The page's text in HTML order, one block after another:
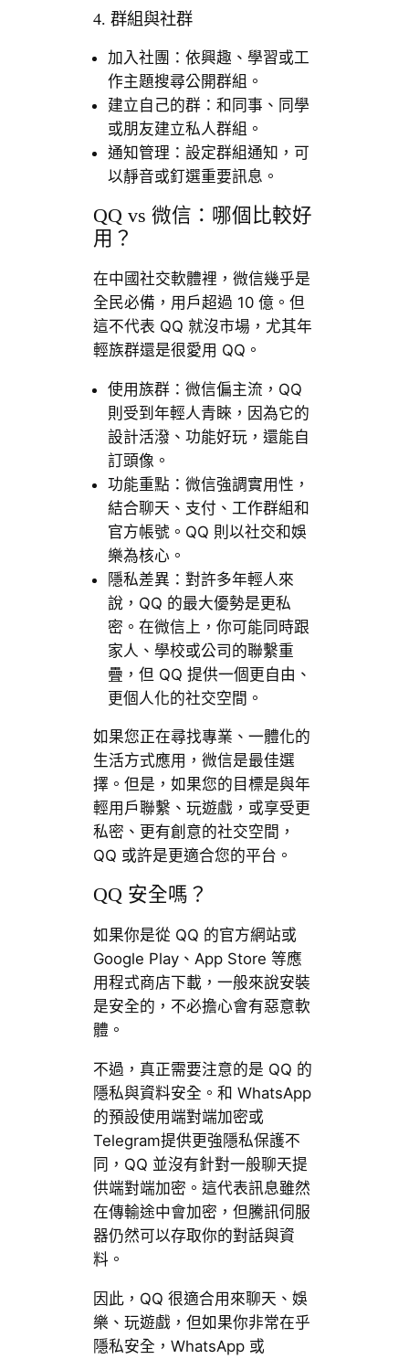
4. 群組與社群
加入社團：依興趣、學習或工
作主題搜尋公開群組。
建立自己的群：和同事、同學
或朋友建立私人群組。
通知管理：設定群組通知，可
以靜音或釘選重要訊息。
QQ vs 微信：哪個比較好
用？
在中國社交軟體裡，微信幾乎是
全民必備，用戶超過 10 億。但
這不代表 QQ 就沒市場，尤其年
輕族群還是很愛用 QQ。
使用族群：微信偏主流，QQ
則受到年輕人青睞，因為它的
設計活潑、功能好玩，還能自
訂頭像。
功能重點：微信強調實用性，
結合聊天、支付、工作群組和
官方帳號。QQ 則以社交和娛
樂為核心。
隱私差異：對許多年輕人來
說，QQ 的最大優勢是更私
密。在微信上，你可能同時跟
家人、學校或公司的聯繫重
疊，但 QQ 提供一個更自由、
更個人化的社交空間。
如果您正在尋找專業、一體化的
生活方式應用，微信是最佳選
擇。但是，如果您的目標是與年
輕用戶聯繫、玩遊戲，或享受更
私密、更有創意的社交空間，
QQ​​ 或許是更適合您的平台。
QQ 安全嗎？
如果你是從 QQ 的官方網站或
Google Play、App Store 等應
用程式商店下載，一般來說安裝
是安全的，不必擔心會有惡意軟
體。
不過，真正需要注意的是 QQ 的
隱私與資料安全。和 WhatsApp
的預設使用端對端加密或
Telegram提供更強隱私保護不
同，QQ 並沒有針對一般聊天提
供端對端加密。這代表訊息雖然
在傳輸途中會加密，但騰訊伺服
器仍然可以存取你的對話與資
料。
因此，QQ 很適合用來聊天、娛
樂、玩遊戲，但如果你非常在乎
隱私安全，WhatsApp 或